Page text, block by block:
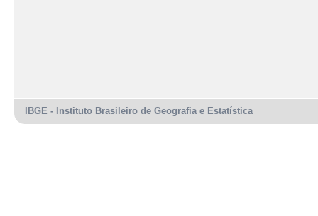
IBGE - Instituto Brasileiro de Geografia e Estatística